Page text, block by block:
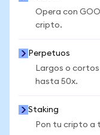
Opera con
cripto.
Perpetuos
Largos o
hasta 50x.
Staking
Pon tu cripto a